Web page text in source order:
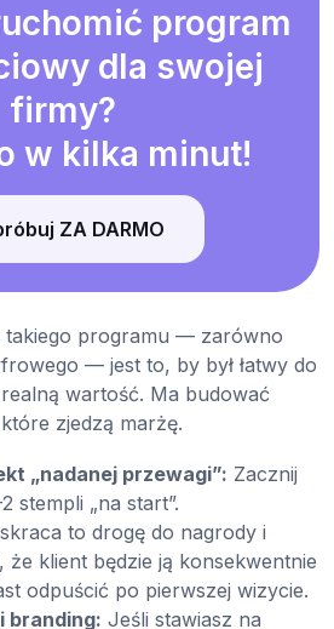
program
dla swojej
firmy?
w kilka minut!
ZA DARMO
takiego programu — zarówno
— jest to, by był łatwy do
realną wartość. Ma budować
zjedzą marżę.
„nadanej przewagi”: Zacznij
stempli „na start”.
to drogę do nagrody i
że klient będzie ją konsekwentnie
odpuścić po pierwszej wizycie.
branding: Jeśli stawiasz na